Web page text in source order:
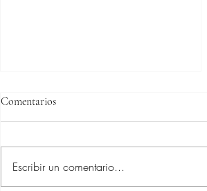
Comentarios
Escribir un comentario...